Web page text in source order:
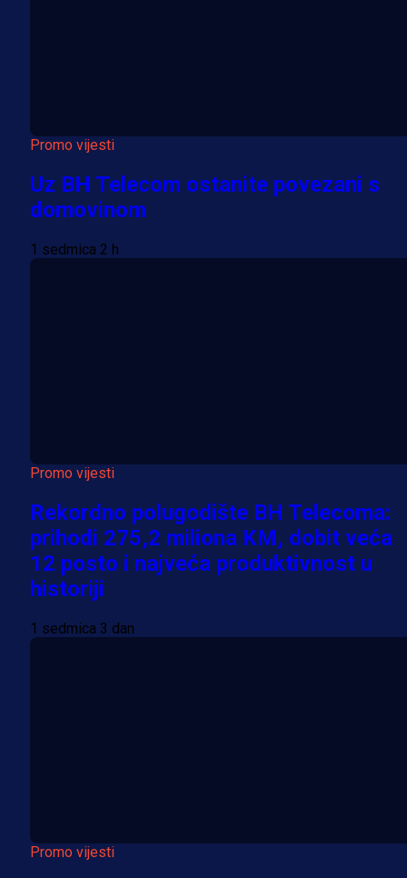
Promo vijesti
Uz BH Telecom ostanite povezani s
domovinom
1 sedmica 2 h
Promo vijesti
Rekordno polugodište BH Telecoma:
prihodi 275,2 miliona KM, dobit veća
12 posto i najveća produktivnost u
historiji
1 sedmica 3 dan
Promo vijesti